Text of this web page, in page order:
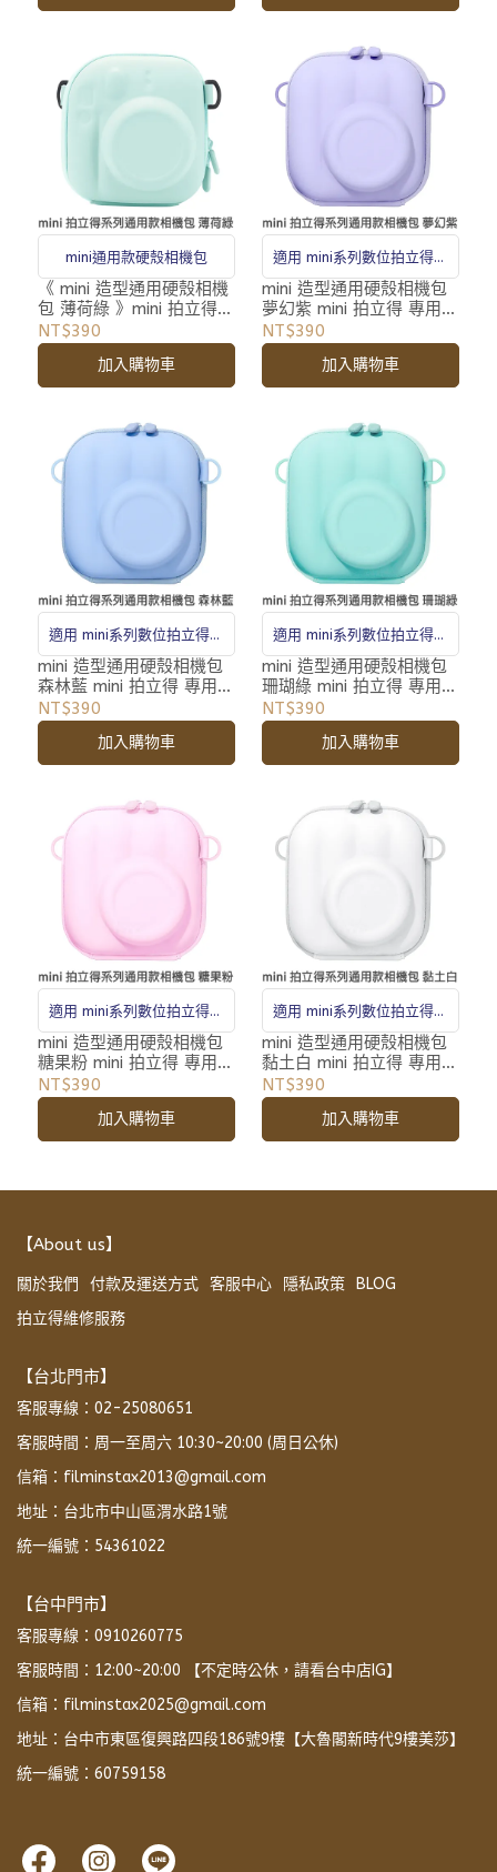
mini通用款硬殼相機包
《 mini 造型通用硬殼相機
包 薄荷綠 》mini 拍立得
專用 相機包 收納包 附背
帶
NT$390
加入購物車
適用 mini系列數位拍立得相
機
mini 造型通用硬殼相機包
夢幻紫 mini 拍立得 專用
相機包 收納包 附背帶
NT$390
加入購物車
適用 mini系列數位拍立得相
機
mini 造型通用硬殼相機包
森林藍 mini 拍立得 專用
相機包 收納包 附背帶
NT$390
加入購物車
適用 mini系列數位拍立得相
機
mini 造型通用硬殼相機包
珊瑚綠 mini 拍立得 專用
相機包 收納包 附背帶
NT$390
加入購物車
適用 mini系列數位拍立得相
機
mini 造型通用硬殼相機包
糖果粉 mini 拍立得 專用
相機包 收納包 附背帶
NT$390
加入購物車
適用 mini系列數位拍立得相
機
mini 造型通用硬殼相機包
黏土白 mini 拍立得 專用
相機包 收納包 附背帶
NT$390
加入購物車
【About us】
關於我們 付款及運送方式 客服中心 隱私政策
BLOG
拍立得維修服務
【台北門市】
客服專線：02-25080651
客服時間：周一至周六 10:30~20:00 (周日公休)
信箱：filminstax2013@gmail.com
地址：台北市中山區渭水路1號
統一編號：54361022
【台中門市】
客服專線：0910260775
客服時間：12:00~20:00 【不定時公休，請看台中店IG】
信箱：filminstax2025@gmail.com
地址：台中市東區復興路四段186號9樓【大魯閣新時代9樓美莎】
統一編號：60759158